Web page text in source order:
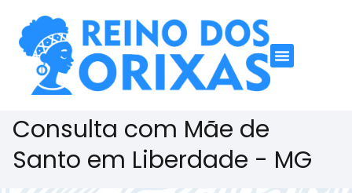
Consulta com Mãe de
Santo em Liberdade - MG